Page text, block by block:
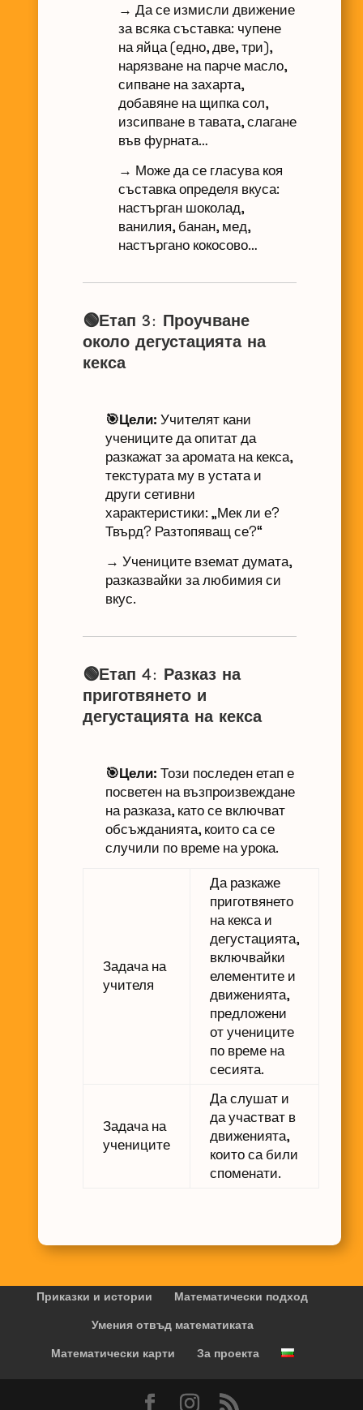
→ Да се измисли движение
за всяка съставка: чупене
на яйца (едно, две, три),
нарязване на парче масло,
сипване на захарта,
добавяне на щипка сол,
изсипване в тавата, слагане
във фурната…
→ Може да се гласува коя
съставка определя вкуса:
настърган шоколад,
ванилия, банан, мед,
настъргано кокосово…
🟢Етап 3: Проучване
около дегустацията на
кекса
🎯Цели: Учителят кани
учениците да опитат да
разкажат за аромата на кекса,
текстурата му в устата и
други сетивни
характеристики: „Мек ли е?
Твърд? Разтопяващ се?“
→ Учениците вземат думата,
разказвайки за любимия си
вкус.
🟢Етап 4: Разказ на
приготвянето и
дегустацията на кекса
🎯Цели: Този последен етап е
посветен на възпроизвеждане
на разказа, като се включват
обсъжданията, които са се
случили по време на урока.
Задача на
учителя
Да разкаже
приготвянето
на кекса и
дегустацията,
включвайки
елементите и
движенията,
предложени
от учениците
по време на
сесията.
Задача на
учениците
Да слушат и
да участват в
движенията,
които са били
споменати.
Приказки и истории
Математически подход
Умения отвъд математиката
Математически карти
За проекта